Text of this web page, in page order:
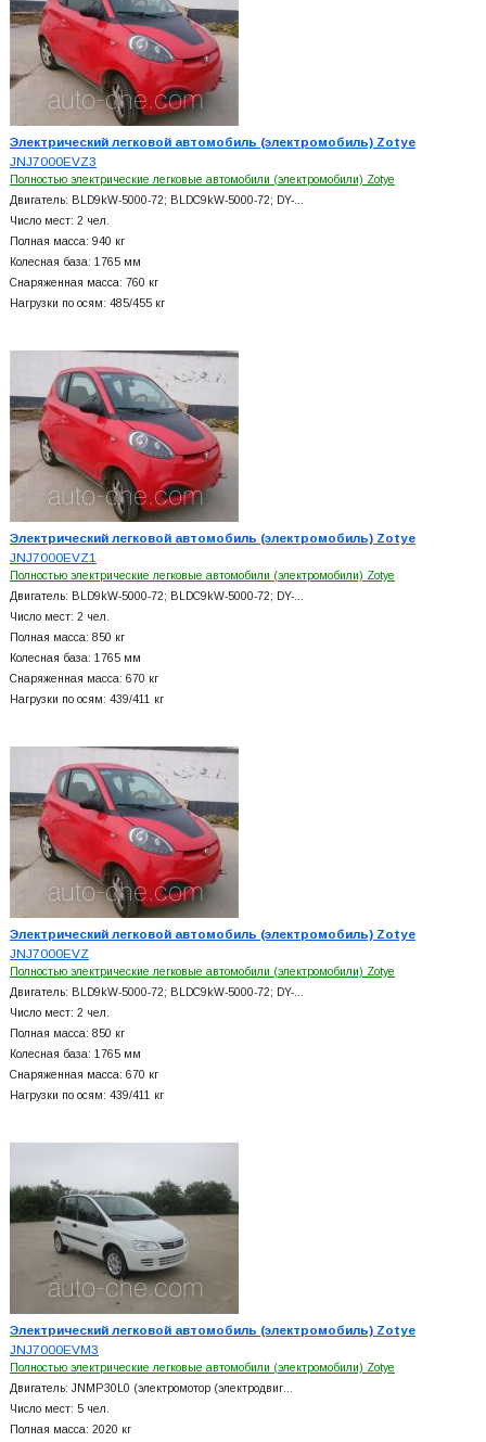
Электрический легковой автомобиль (электромобиль) Zotye
JNJ7000EVZ3
Полностью электрические легковые автомобили (электромобили) Zotye
Двигатель: BLD9kW-5000-72; BLDC9kW-5000-72; DY-…
Число мест: 2 чел.
Полная масса: 940 кг
Колесная база: 1765 мм
Снаряженная масса: 760 кг
Нагрузки по осям: 485/455 кг
Электрический легковой автомобиль (электромобиль) Zotye
JNJ7000EVZ1
Полностью электрические легковые автомобили (электромобили) Zotye
Двигатель: BLD9kW-5000-72; BLDC9kW-5000-72; DY-…
Число мест: 2 чел.
Полная масса: 850 кг
Колесная база: 1765 мм
Снаряженная масса: 670 кг
Нагрузки по осям: 439/411 кг
Электрический легковой автомобиль (электромобиль) Zotye
JNJ7000EVZ
Полностью электрические легковые автомобили (электромобили) Zotye
Двигатель: BLD9kW-5000-72; BLDC9kW-5000-72; DY-…
Число мест: 2 чел.
Полная масса: 850 кг
Колесная база: 1765 мм
Снаряженная масса: 670 кг
Нагрузки по осям: 439/411 кг
Электрический легковой автомобиль (электромобиль) Zotye
JNJ7000EVM3
Полностью электрические легковые автомобили (электромобили) Zotye
Двигатель: JNMP30L0 (электромотор (электродвиг…
Число мест: 5 чел.
Полная масса: 2020 кг